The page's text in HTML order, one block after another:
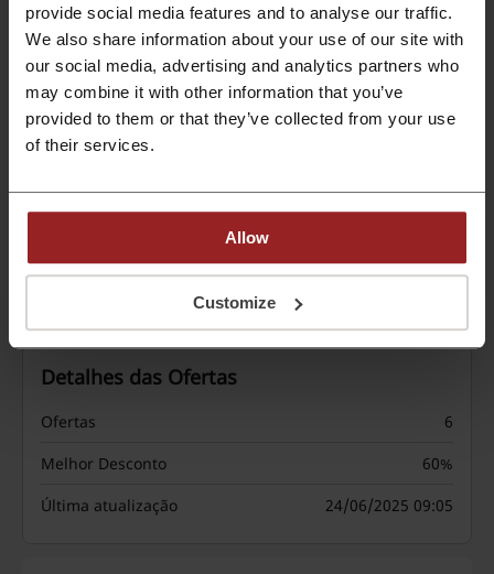
provide social media features and to analyse our traffic.
We also share information about your use of our site with
our social media, advertising and analytics partners who
may combine it with other information that you’ve
provided to them or that they’ve collected from your use
of their services.
Allow
Customize
Expira: Em andamento
PROMOÇÃO
O seu quarto pede Keva móveis exclusivos
em até 10x sem juros
Aproveite a chance de renovar seu ambiente
parcelas sem nenhum acréscimo!
Pegar desconto
Detalhes das Ofertas
Ofertas
6
Melhor Desconto
60%
Última atualização
24/06/2025 09:05